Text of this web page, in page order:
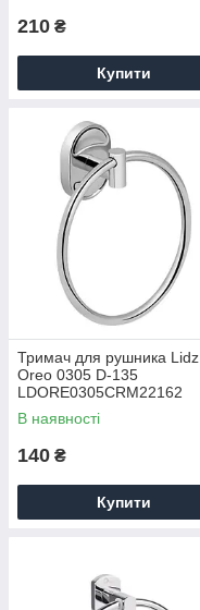
210 ₴
Купити
Тримач для рушника Lidz
Oreo 0305 D-135
LDORE0305CRM22162
Chrome
В наявності
140 ₴
Купити